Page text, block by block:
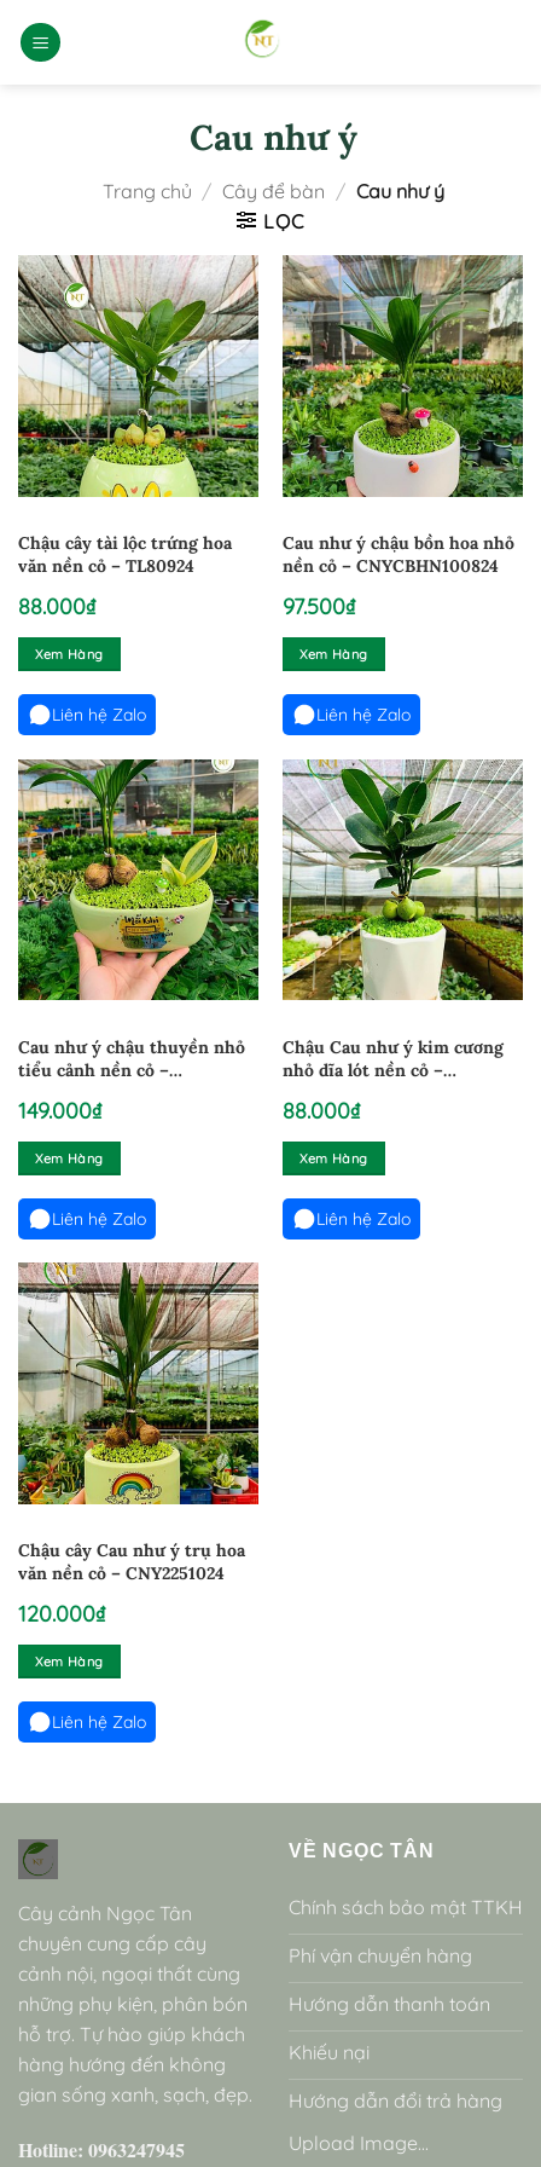
qua
Cau như ý
Trang chủ / Cây để bàn / Cau như ý
LỌC
Chậu cây tài lộc trứng hoa
văn nền cỏ – TL80924
88.000₫
Xem Hàng
Liên hệ Zalo
Cau như ý chậu bồn hoa nhỏ
nền cỏ – CNYCBHN100824
97.500₫
Xem Hàng
Liên hệ Zalo
Cau như ý chậu thuyền nhỏ
tiểu cảnh nền cỏ –
149.000₫
Xem Hàng
Liên hệ Zalo
Chậu Cau như ý kim cương
nhỏ dĩa lót nền cỏ –
88.000₫
Xem Hàng
Liên hệ Zalo
Chậu cây Cau như ý trụ hoa
văn nền cỏ – CNY2251024
120.000₫
Xem Hàng
Liên hệ Zalo
Cây cảnh Ngọc Tân
chuyên cung cấp cây
cảnh nội, ngoại thất cùng
những phụ kiện, phân bón
hỗ trợ. Tự hào giúp khách
hàng hướng đến không
gian sống xanh, sạch, đẹp.
Hotline: 0963247945
VỀ NGỌC TÂN
Chính sách bảo mật TTKH
Phí vận chuyển hàng
Hướng dẫn thanh toán
Khiếu nại
Hướng dẫn đổi trả hàng
Upload Image...